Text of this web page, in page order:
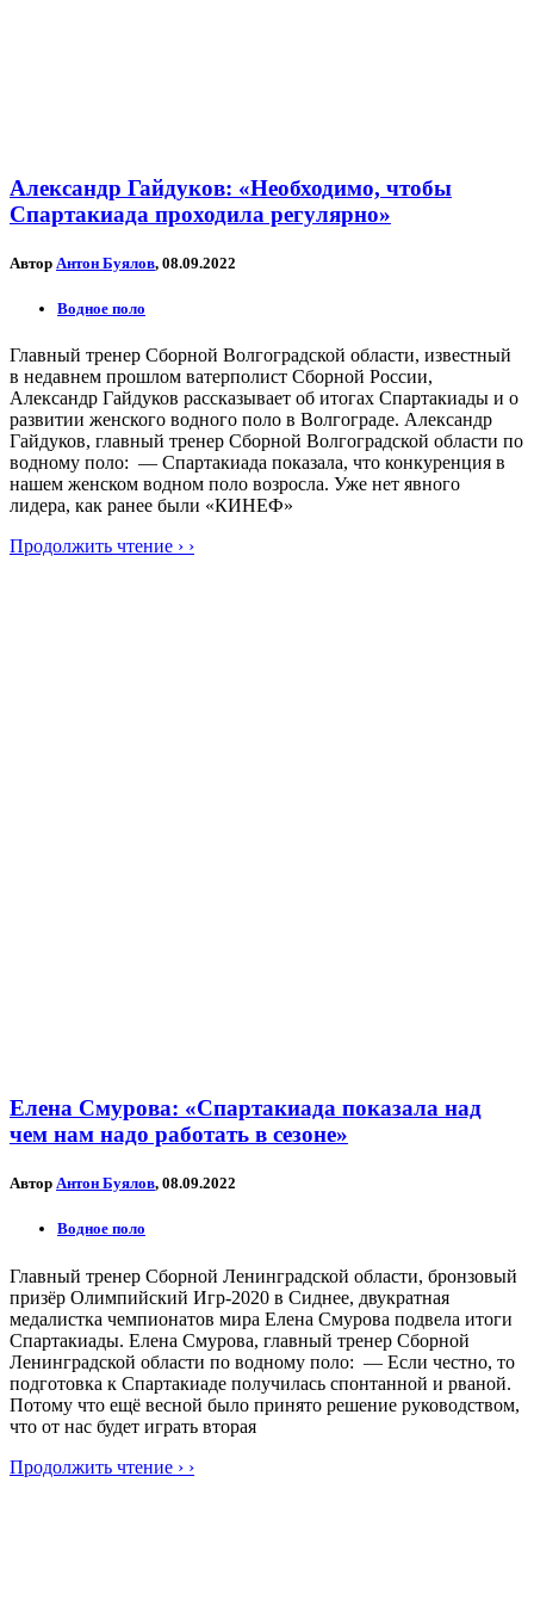
Александр Гайдуков: «Необходимо, чтобы
Спартакиада проходила регулярно»
Автор Антон Буялов, 08.09.2022
Водное поло
Главный тренер Сборной Волгоградской области, известный
в недавнем прошлом ватерполист Сборной России,
Александр Гайдуков рассказывает об итогах Спартакиады и о
развитии женского водного поло в Волгограде. Александр
Гайдуков, главный тренер Сборной Волгоградской области по
водному поло: — Спартакиада показала, что конкуренция в
нашем женском водном поло возросла. Уже нет явного
лидера, как ранее были «КИНЕФ»
Продолжить чтение › ›
Елена Смурова: «Спартакиада показала над
чем нам надо работать в сезоне»
Автор Антон Буялов, 08.09.2022
Водное поло
Главный тренер Сборной Ленинградской области, бронзовый
призёр Олимпийский Игр-2020 в Сиднее, двукратная
медалистка чемпионатов мира Елена Смурова подвела итоги
Спартакиады. Елена Смурова, главный тренер Сборной
Ленинградской области по водному поло: — Если честно, то
подготовка к Спартакиаде получилась спонтанной и рваной.
Потому что ещё весной было принято решение руководством,
что от нас будет играть вторая
Продолжить чтение › ›